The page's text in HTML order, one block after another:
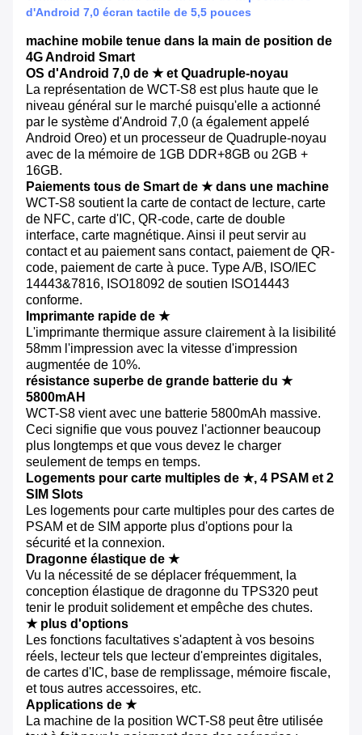
d'Android 7,0 écran tactile de 5,5 pouces
machine mobile tenue dans la main de position de
4G Android Smart
OS d'Android 7,0 de ★ et Quadruple-noyau
La représentation de WCT-S8 est plus haute que le
niveau général sur le marché puisqu'elle a actionné
par le système d'Android 7,0 (a également appelé
Android Oreo) et un processeur de Quadruple-noyau
avec de la mémoire de 1GB DDR+8GB ou 2GB +
16GB.
Paiements tous de Smart de ★ dans une machine
WCT-S8 soutient la carte de contact de lecture, carte
de NFC, carte d'IC, QR-code, carte de double
interface, carte magnétique. Ainsi il peut servir au
contact et au paiement sans contact, paiement de QR-
code, paiement de carte à puce. Type A/B, ISO/IEC
14443&7816, ISO18092 de soutien ISO14443
conforme.
Imprimante rapide de ★
L'imprimante thermique assure clairement à la lisibilité
58mm l'impression avec la vitesse d'impression
augmentée de 10%.
résistance superbe de grande batterie du ★
5800mAH
WCT-S8 vient avec une batterie 5800mAh massive.
Ceci signifie que vous pouvez l'actionner beaucoup
plus longtemps et que vous devez le charger
seulement de temps en temps.
Logements pour carte multiples de ★, 4 PSAM et 2
SIM Slots
Les logements pour carte multiples pour des cartes de
PSAM et de SIM apporte plus d'options pour la
sécurité et la connexion.
Dragonne élastique de ★
Vu la nécessité de se déplacer fréquemment, la
conception élastique de dragonne du TPS320 peut
tenir le produit solidement et empêche des chutes.
★ plus d'options
Les fonctions facultatives s'adaptent à vos besoins
réels, lecteur tels que lecteur d'empreintes digitales,
de cartes d'IC, base de remplissage, mémoire fiscale,
et tous autres accessoires, etc.
Applications de ★
La machine de la position WCT-S8 peut être utilisée